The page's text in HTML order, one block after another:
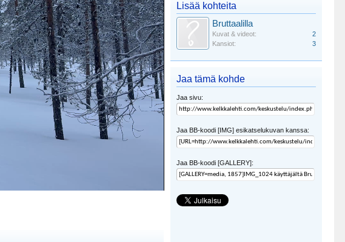
Lisää kohteita
Bruttaalilla
Kuvat & videot:
2
Kansiot:
3
Jaa tämä kohde
Jaa sivu:
Jaa BB-koodi [IMG] esikatselukuvan kanssa:
Jaa BB-koodi [GALLERY]: